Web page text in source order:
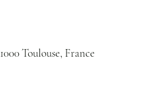
Toulouse, France